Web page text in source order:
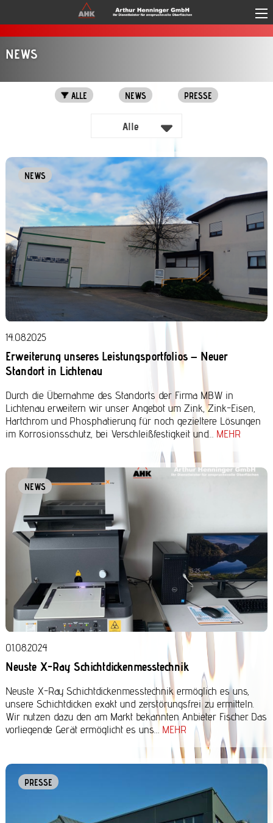
NEWS
Original
ALLE NEWS PRESSE
Alle
NEWS
14.08.2025
Erweiterung unseres Leistungsportfolios – Neuer
Standort in Lichtenau
Durch die Übernahme des Standorts der Firma MBW in
Lichtenau erweitern wir unser Angebot um Zink, Zink-Eisen,
Hartchrom und Phosphatierung für noch gezieltere Lösungen
im Korrosionsschutz, bei Verschleißfestigkeit und… MEHR
NEWS
01.08.2024
Neuste X-Ray Schichtdickenmesstechnik
Neuste X-Ray Schichtdickenmesstechnik ermöglich es uns,
unsere Schichtdicken exakt und zerstörungsfrei zu ermitteln.
Wir nutzen dazu den am Markt bekannten Anbieter Fischer. Das
vorliegende Gerät ermöglicht es uns… MEHR
PRESSE